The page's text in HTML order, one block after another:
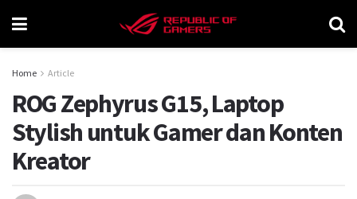
Home Article
ROG Zephyrus G15, Laptop
Stylish untuk Gamer dan Konten
Kreator